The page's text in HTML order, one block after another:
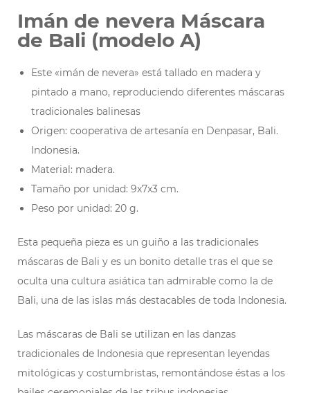
Imán de nevera Máscara
de Bali (modelo A)
Este «imán de nevera» está tallado en madera y
pintado a mano, reproduciendo diferentes máscaras
tradicionales balinesas
Origen: cooperativa de artesanía en Denpasar, Bali.
Indonesia.
Material: madera.
Tamaño por unidad: 9x7x3 cm.
Peso por unidad: 20 g.
Esta pequeña pieza es un guiño a las tradicionales
máscaras de Bali y es un bonito detalle tras el que se
oculta una cultura asiática tan admirable como la de
Bali, una de las islas más destacables de toda Indonesia.
Las máscaras de Bali se utilizan en las danzas
tradicionales de Indonesia que representan leyendas
mitológicas y costumbristas, remontándose éstas a los